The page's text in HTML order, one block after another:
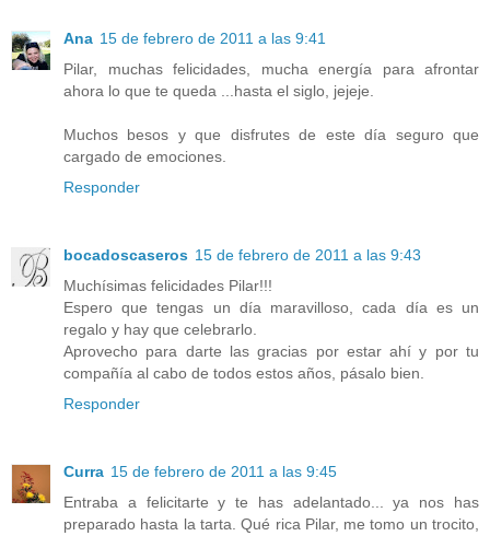
Ana 15 de febrero de 2011 a las 9:41
Pilar, muchas felicidades, mucha energía para afrontar
ahora lo que te queda ...hasta el siglo, jejeje.
Muchos besos y que disfrutes de este día seguro que
cargado de emociones.
Responder
bocadoscaseros 15 de febrero de 2011 a las 9:43
Muchísimas felicidades Pilar!!!
Espero que tengas un día maravilloso, cada día es un
regalo y hay que celebrarlo.
Aprovecho para darte las gracias por estar ahí y por tu
compañía al cabo de todos estos años, pásalo bien.
Responder
Curra 15 de febrero de 2011 a las 9:45
Entraba a felicitarte y te has adelantado... ya nos has
preparado hasta la tarta. Qué rica Pilar, me tomo un trocito,